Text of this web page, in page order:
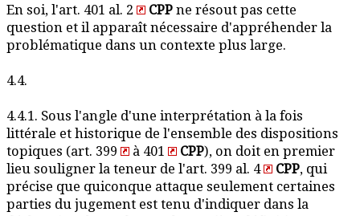
En soi, l'art. 401 al. 2 CPP ne résout pas cette
question et il apparaît nécessaire d'appréhender la
problématique dans un contexte plus large.
4.4.
4.4.1. Sous l'angle d'une interprétation à la fois
littérale et historique de l'ensemble des dispositions
topiques (art. 399
à 401 CPP), on doit en premier
lieu souligner la teneur de l'art. 399 al. 4
CPP, qui
précise que quiconque attaque seulement certaines
parties du jugement est tenu d'indiquer dans la